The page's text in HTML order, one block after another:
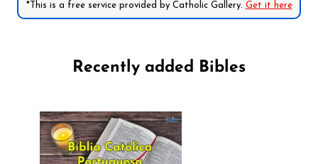
*This is a free service provided by Catholic Gallery. Get it here
Recently added Bibles